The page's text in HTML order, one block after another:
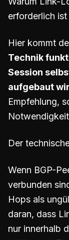
erforderlich ist
Hier kommt
Technik
Session
aufgebaut
Empfehlung,
Der
Wenn BGP-
verbunden
Hops als
daran, dass
nur innerhalb